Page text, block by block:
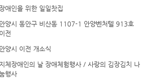
장애인을 위한 일일찻집
안양시 동안구 비산동 1107-1 안양벤처텔 913호
이전
안양시 이전 개소식
지체장애인의 날 장애체험행사 / 사랑의 김장김치 나
행사